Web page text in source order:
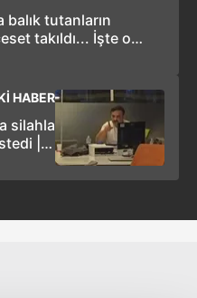
balık tutanların
takıldı... İşte o
HABER
silahla
| O